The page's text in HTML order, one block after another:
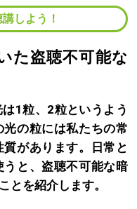
しよう！
た盗聴不可能な
1粒、2粒というよう
の粒には私たちの常
があります。日常と
と、盗聴不可能な暗
とを紹介します。